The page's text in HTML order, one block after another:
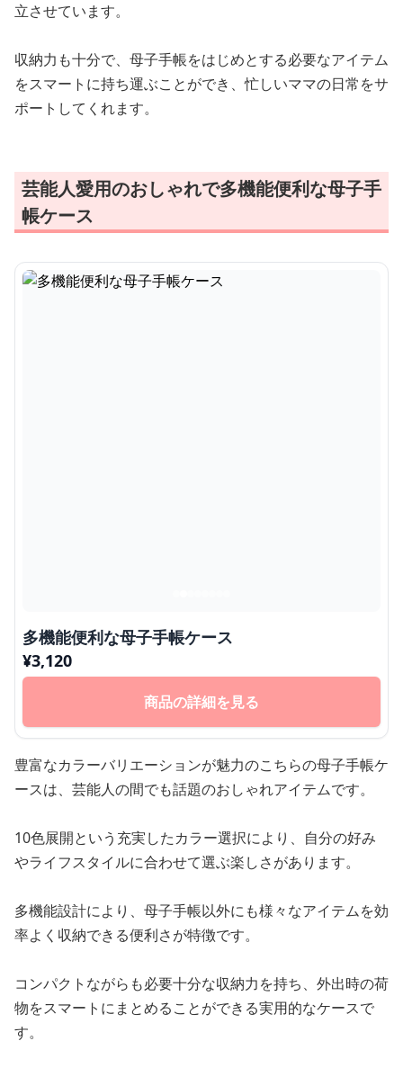
立させています。
収納力も十分で、母子手帳をはじめとする必要なアイテム
をスマートに持ち運ぶことができ、忙しいママの日常をサ
ポートしてくれます。
芸能人愛用のおしゃれで多機能便利な母子手
帳ケース
多機能便利な母子手帳ケース
¥3,120
商品の詳細を見る
豊富なカラーバリエーションが魅力のこちらの母子手帳ケ
ースは、芸能人の間でも話題のおしゃれアイテムです。
10色展開という充実したカラー選択により、自分の好み
やライフスタイルに合わせて選ぶ楽しさがあります。
多機能設計により、母子手帳以外にも様々なアイテムを効
率よく収納できる便利さが特徴です。
コンパクトながらも必要十分な収納力を持ち、外出時の荷
物をスマートにまとめることができる実用的なケースで
す。